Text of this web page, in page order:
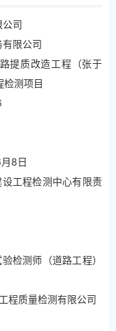
公司
限公司
提质改造工程（张于
检测项目
8日
工程检测中心有限责
检测师（道路工程）
程质量检测有限公司